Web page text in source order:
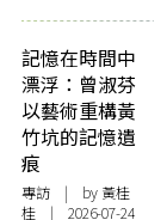
記憶在時間中
漂浮：曾淑芬
以藝術重構黃
竹坑的記憶遺
痕
專訪 | by 黃桂
桂 | 2026-07-24